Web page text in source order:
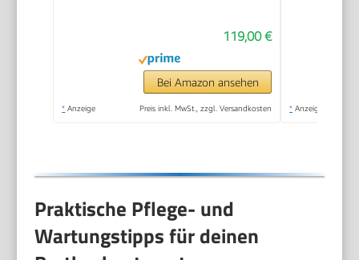
Joghurtmaschine,
Timer-Funktion,
Zutatenfach,
Sichtfenster,
119,00 €
Bei Amazon ansehen
* Anzeige Preis inkl. MwSt., zzgl. Versandkosten * Anzeige
Praktische Pflege- und
Wartungstipps für deinen